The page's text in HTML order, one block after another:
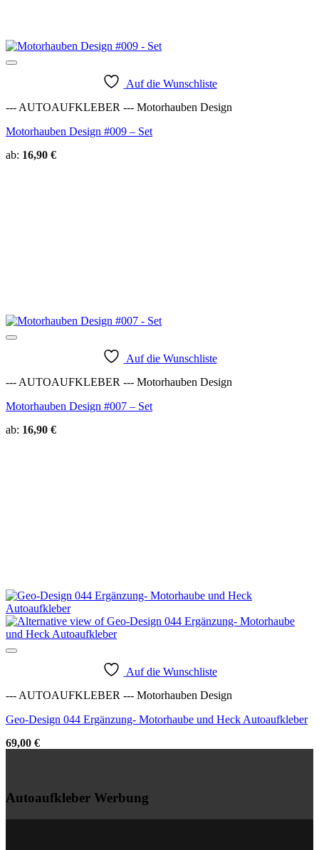
Auf die Wunschliste
--- AUTOAUFKLEBER --- Motorhauben Design
Motorhauben Design #009 – Set
ab: 16,90 €
Auf die Wunschliste
--- AUTOAUFKLEBER --- Motorhauben Design
Motorhauben Design #007 – Set
ab: 16,90 €
Auf die Wunschliste
--- AUTOAUFKLEBER --- Motorhauben Design
Geo-Design 044 Ergänzung- Motorhaube und Heck Autoaufkleber
69,00 €
Autoaufkleber Werbung